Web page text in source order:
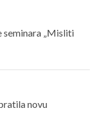
seminara „Misliti
novu